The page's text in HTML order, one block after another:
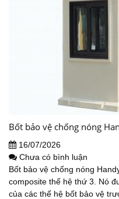
Bốt bảo vệ chống nóng
16/07/2026
Chưa có bình luận
Bốt bảo vệ chống nóng
composite thế hệ thứ 3. Nó
của các thế hệ bốt bảo vệ